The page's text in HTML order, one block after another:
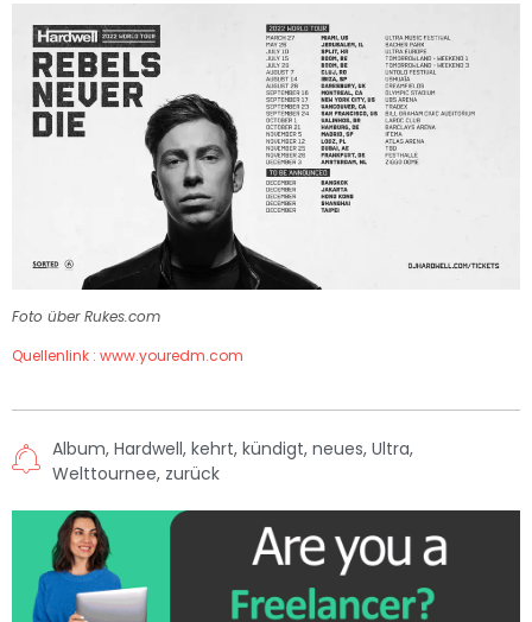
Foto über Rukes.com
Quellenlink : www.youredm.com
Album, Hardwell, kehrt, kündigt, neues, Ultra,
Welttournee, zurück